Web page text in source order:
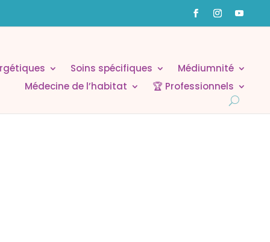
Soins spécifiques
Médiumnité
Médecine de l’habitat
🏆 Professionnels